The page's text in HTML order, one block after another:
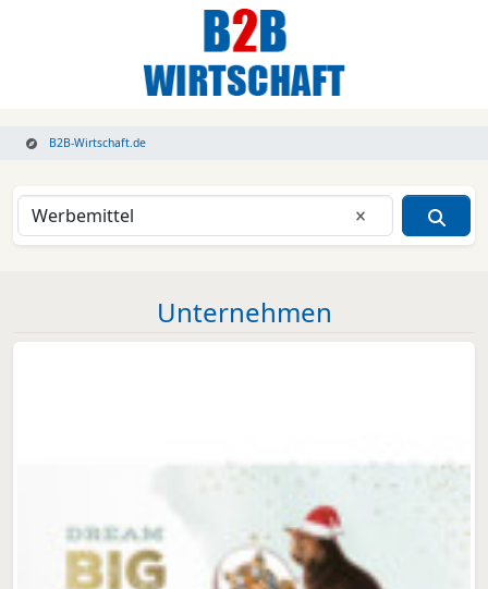
B2B-Wirtschaft.de
Eingabe
Unternehmen